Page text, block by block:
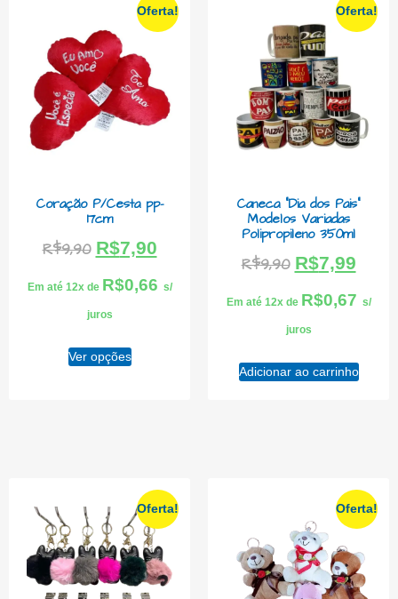
Oferta!
Coração P/Cesta pp-
17cm
R$9,90 R$7,90
Em até 12x de R$0,66 s/
juros
Ver opções
Oferta!
Caneca “Dia dos Pais”
Modelos Variadas
Polipropileno 350ml
R$9,90 R$7,99
Em até 12x de R$0,67 s/
juros
Adicionar ao carrinho
Oferta! Oferta!